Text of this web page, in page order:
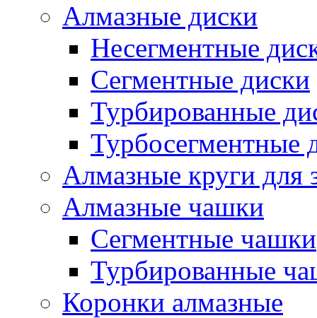
Алмазные диски
Несегментные
Сегментные диски
Турбированные
Турбосегментные
Алмазные круги для
Алмазные чашки
Сегментные чашки
Турбированные
Коронки алмазные